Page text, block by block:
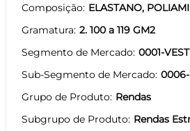
Composição ELASTANO,
Gramatura 2. 100 a 119 GM2
Segmento de Mercado 0001-
Sub-Segmento de Mercado
Grupo de Produto Rendas
Subgrupo de Produto Rendas